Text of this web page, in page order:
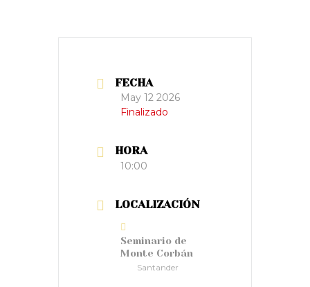
FECHA
May 12 2026
Finalizado
HORA
10:00
LOCALIZACIÓN
Seminario de
Monte Corbán
Santander